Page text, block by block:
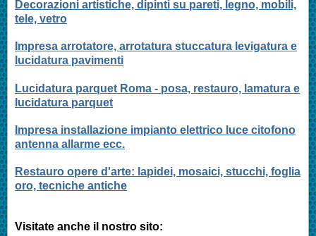
Decorazioni artistiche, dipinti su pareti, legno, mobili,
tele, vetro
Impresa arrotatore, arrotatura stuccatura levigatura e
lucidatura pavimenti
Lucidatura parquet Roma - posa, restauro, lamatura e
lucidatura parquet
Impresa installazione impianto elettrico luce citofono
antenna allarme ecc.
Restauro opere d'arte: lapidei, mosaici, stucchi, foglia
oro, tecniche antiche
Visitate anche il nostro sito: